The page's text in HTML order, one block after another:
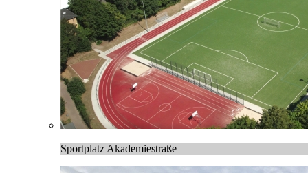
Sportplatz Akademiestraße